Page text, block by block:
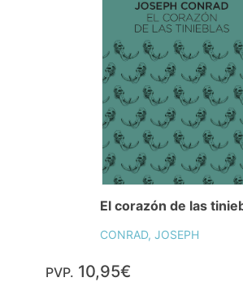
El corazón de las
CONRAD, JOSEPH
PVP. 10,95€